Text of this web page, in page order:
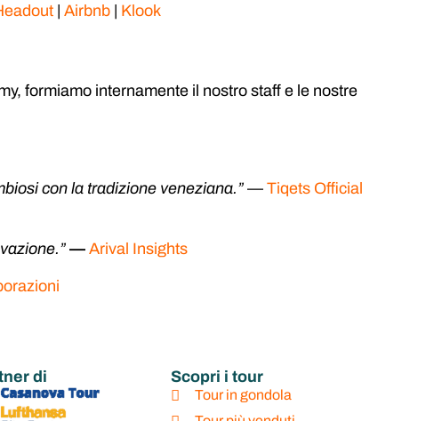
| Airbnb | Klook
formiamo internamente il nostro staff e le nostre
con la tradizione veneziana.” — Tiqets Official
— Arival Insights
di Scopri i tour
Tour in gondola